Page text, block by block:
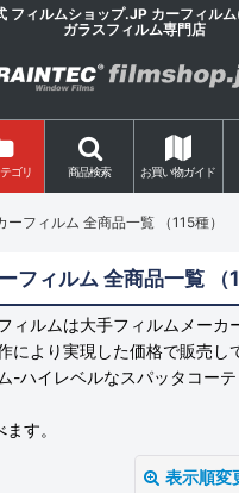
フィルムショップ.JP カーフィル
ガラスフィルム専門店
ゴリ 商品検索 お買い物ガイド
ーフィルム 全商品一覧 （115種）
フィルム 全商品一覧 （
ィルムは大手フィルムメーカ
により実現した価格で販売し
-ハイレベルなスパッタコー
す。
表示順変